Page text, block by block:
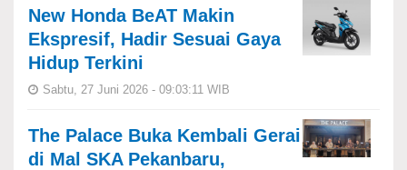
New Honda BeAT Makin
Ekspresif, Hadir Sesuai Gaya
Hidup Terkini
Sabtu, 27 Juni 2026 - 09:03:11 WIB
The Palace Buka Kembali Gerai
di Mal SKA Pekanbaru,